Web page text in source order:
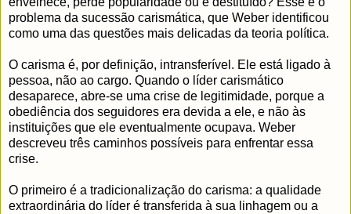
problema da sucessão carismática, que Weber identificou
como uma das questões mais delicadas da teoria política.
O carisma é, por definição, intransferível. Ele está ligado à
pessoa, não ao cargo. Quando o líder carismático
desaparece, abre-se uma crise de legitimidade, porque a
obediência dos seguidores era devida a ele, e não às
instituições que ele eventualmente ocupava. Weber
descreveu três caminhos possíveis para enfrentar essa
crise.
O primeiro é a tradicionalização do carisma: a qualidade
extraordinária do líder é transferida à sua linhagem ou a